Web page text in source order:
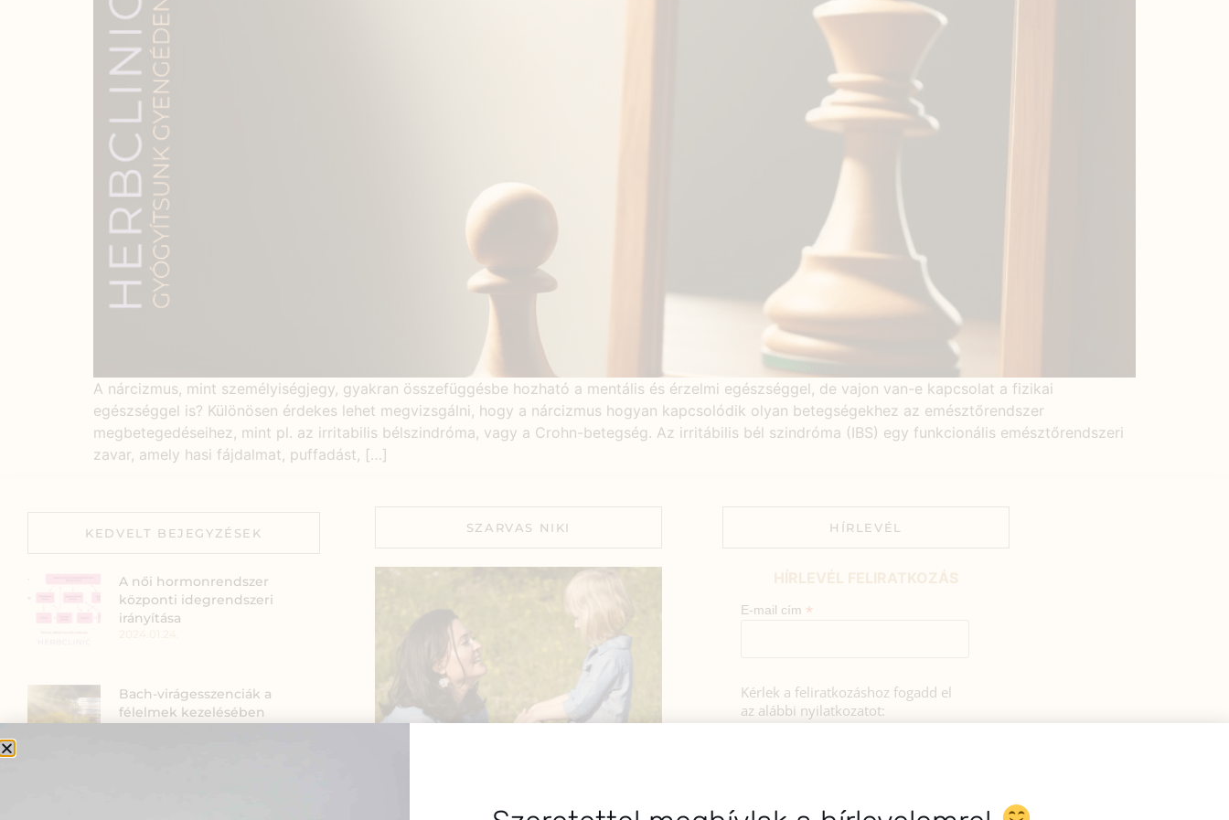
A nárcizmus, mint személyiségjegy, gyakran összefüggésbe hozható a mentális és érzelmi egészséggel, de vajon van-e kapcsolat a fizikai
egészséggel is? Különösen érdekes lehet megvizsgálni, hogy a nárcizmus hogyan kapcsolódik olyan betegségekhez az emésztőrendszer
megbetegedéseihez, mint pl. az irritabilis bélszindróma, vagy a Crohn-betegség. Az irritábilis bél szindróma (IBS) egy funkcionális emésztőrendszeri
zavar, amely hasi fájdalmat, puffadást, […]
KEDVELT BEJEGYZÉSEK
A női hormonrendszer
központi idegrendszeri
irányítása
Bach-virágesszenciák a
félelmek kezelésében
2020.03.10.
SZARVAS NIKI HÍRLEVÉL
E-mail cím *
Kérlek a feliratkozáshoz fogadd el
az alábbi nyilatkozatot: